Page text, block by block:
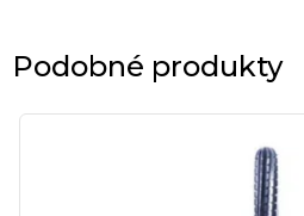
Podobné produkty